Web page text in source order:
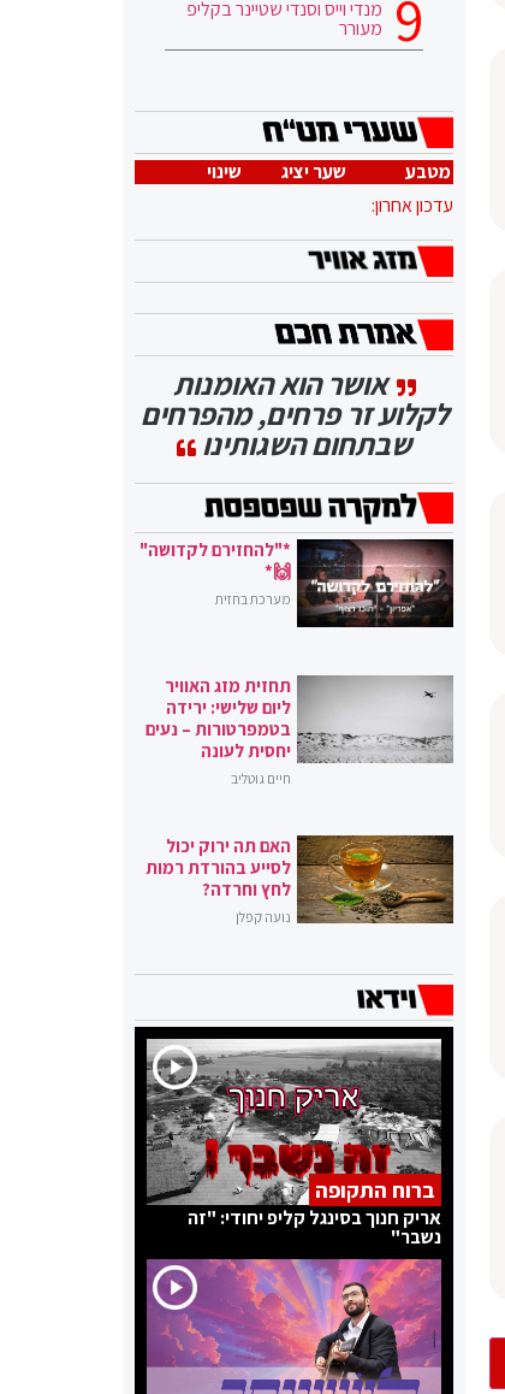
מנדי וייס וסנדי שטיינר בקליפ
מעורר
מטבע שער יציג
שינוי
עדכון אחרון:
אושר הוא האומנות
לקלוע זר פרחים, מהפרחים
שבתחום השגותינו
*"להחזירם לקדושה"
🙌*
מערכת בחזית
תחזית מזג האוויר
ליום שלישי: ירידה
בטמפרטורות – נעים
יחסית לעונה
חיים גוטליב
האם תה ירוק יכול
לסייע בהורדת רמות
לחץ וחרדה?
נועה קפלן
ברוח התקופה
אריק חנוך בסינגל קליפ יחודי: "זה
נשבר"